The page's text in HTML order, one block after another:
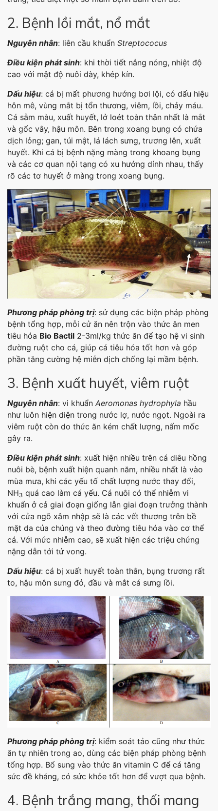
2. Bệnh lồi mắt, nổ mắt
Nguyên nhân: liên cầu khuẩn Streptococus
Điều kiện phát sinh: khi thời tiết nắng nóng, nhiệt độ
cao với mật độ nuôi dày, khép kín.
Dấu hiệu: cá bị mất phương hướng bơi lội, có dấu hiệu
hôn mê, vùng mắt bị tổn thương, viêm, lồi, chảy máu.
Cá sẫm màu, xuất huyết, lở loét toàn thân nhất là mắt
và gốc vây, hậu môn. Bên trong xoang bụng có chứa
dịch lỏng; gan, túi mật, lá lách sưng, trương lên, xuất
huyết. Khi cá bị bệnh nặng màng trong khoang bụng
và các cơ quan nội tạng có xu hướng dính nhau, thấy
rõ các tơ huyết ở màng trong xoang bụng.
Phương pháp phòng trị: sử dụng các biện pháp phòng
bệnh tổng hợp, mỗi cử ăn nên trộn vào thức ăn men
tiêu hóa Bio Bactil 2-3ml/kg thức ăn để tạo hệ vi sinh
đường ruột cho cá, giúp cá tiêu hóa tốt hơn và góp
phần tăng cường hệ miễn dịch chống lại mầm bệnh.
3. Bệnh xuất huyết, viêm ruột
Nguyên nhân: vi khuẩn Aeromonas hydrophyla hầu
như luôn hiện diện trong nước lợ, nước ngọt. Ngoài ra
viêm ruột còn do thức ăn kém chất lượng, nấm mốc
gây ra.
Điều kiện phát sinh: xuất hiện nhiều trên cá diêu hồng
nuôi bè, bệnh xuất hiện quanh năm, nhiều nhất là vào
mùa mưa, khi các yếu tố chất lượng nước thay đổi,
NH3 quá cao làm cá yếu. Cá nuôi có thể nhiễm vi
khuẩn ở cả giai đoạn giống lẫn giai đoạn trưởng thành
với cửa ngõ xâm nhập sẽ là các vết thương trên bề
mặt da của chúng và theo đường tiêu hóa vào cơ thể
cá. Với mức nhiễm cao, sẽ xuất hiện các triệu chứng
nặng dẫn tới tử vong.
Dấu hiệu: cá bị xuất huyết toàn thân, bụng trương rất
to, hậu môn sưng đỏ, đầu và mắt cá sưng lồi.
Phương pháp phòng trị: kiểm soát tảo cũng như thức
ăn tự nhiên trong ao, dùng các biện pháp phòng bệnh
tổng hợp. Bổ sung vào thức ăn vitamin C để cá tăng
sức đề kháng, có sức khỏe tốt hơn để vượt qua bệnh.
4. Bệnh trắng mang, thối mang